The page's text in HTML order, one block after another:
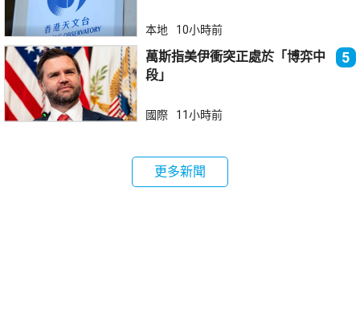
本地 10小時前
萬斯指美伊衝突正處於「博弈中
段」
5
國際 11小時前
更多新聞